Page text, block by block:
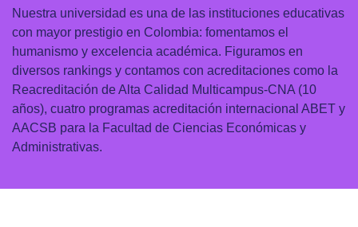
Nuestra universidad es una de las instituciones educativas
con mayor prestigio en Colombia: fomentamos el
humanismo y excelencia académica. Figuramos en
diversos rankings y contamos con acreditaciones como la
Reacreditación de Alta Calidad Multicampus-CNA (10
años), cuatro programas acreditación internacional ABET y
AACSB para la Facultad de Ciencias Económicas y
Administrativas.